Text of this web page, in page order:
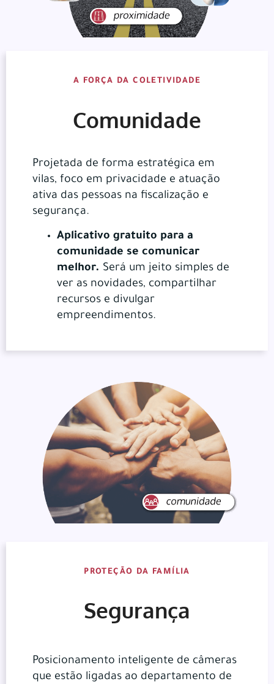
A FORÇA DA COLETIVIDADE
Comunidade
Projetada de forma estratégica em
vilas, foco em privacidade e atuação
ativa das pessoas na fiscalização e
segurança.
Aplicativo gratuito para a
comunidade se comunicar
melhor. Será um jeito simples de
ver as novidades, compartilhar
recursos e divulgar
empreendimentos.
PROTEÇÃO DA FAMÍLIA
Segurança
Posicionamento inteligente de câmeras
que estão ligadas ao departamento de